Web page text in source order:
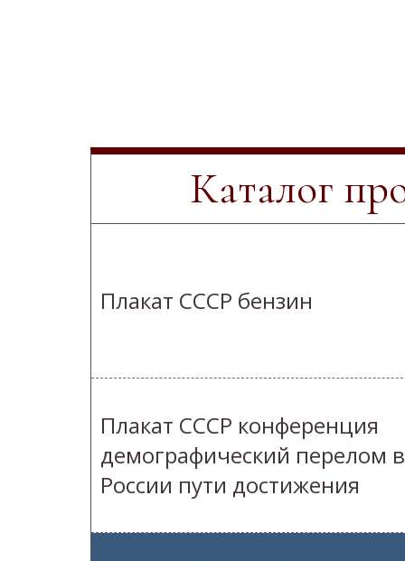
Каталог
Плакат СССР бензин
Плакат СССР конференция
демографический перелом в
России пути достижения